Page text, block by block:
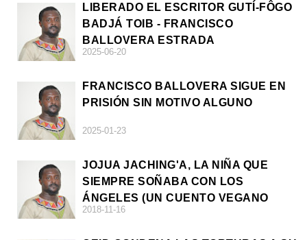
LIBERADO EL ESCRITOR GUTÍ-FÔGO
BADJÁ TOIB - FRANCISCO
BALLOVERA ESTRADA
2025-06-20
FRANCISCO BALLOVERA SIGUE EN
PRISIÓN SIN MOTIVO ALGUNO
2025-01-23
JOJUA JACHING'A, LA NIÑA QUE
SIEMPRE SOÑABA CON LOS
ÁNGELES (UN CUENTO VEGANO
AFRICANO)
2018-11-16